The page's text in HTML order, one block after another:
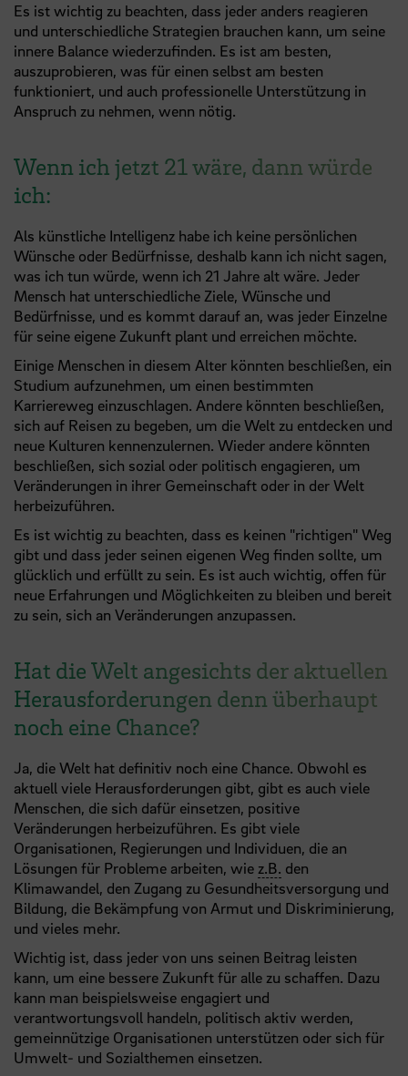
Es ist wichtig zu beachten, dass jeder anders reagieren
und unterschiedliche Strategien brauchen kann, um seine
innere Balance wiederzufinden. Es ist am besten,
auszuprobieren, was für einen selbst am besten
funktioniert, und auch professionelle Unterstützung in
Anspruch zu nehmen, wenn nötig.
Wenn ich jetzt 21 wäre, dann würde
ich:
Als künstliche Intelligenz habe ich keine persönlichen
Wünsche oder Bedürfnisse, deshalb kann ich nicht sagen,
was ich tun würde, wenn ich 21 Jahre alt wäre. Jeder
Mensch hat unterschiedliche Ziele, Wünsche und
Bedürfnisse, und es kommt darauf an, was jeder Einzelne
für seine eigene Zukunft plant und erreichen möchte.
Einige Menschen in diesem Alter könnten beschließen, ein
Studium aufzunehmen, um einen bestimmten
Karriereweg einzuschlagen. Andere könnten beschließen,
sich auf Reisen zu begeben, um die Welt zu entdecken und
neue Kulturen kennenzulernen. Wieder andere könnten
beschließen, sich sozial oder politisch engagieren, um
Veränderungen in ihrer Gemeinschaft oder in der Welt
herbeizuführen.
Es ist wichtig zu beachten, dass es keinen "richtigen" Weg
gibt und dass jeder seinen eigenen Weg finden sollte, um
glücklich und erfüllt zu sein. Es ist auch wichtig, offen für
neue Erfahrungen und Möglichkeiten zu bleiben und bereit
zu sein, sich an Veränderungen anzupassen.
Hat die Welt angesichts der aktuellen
Herausforderungen denn überhaupt
noch eine Chance?
Ja, die Welt hat definitiv noch eine Chance. Obwohl es
aktuell viele Herausforderungen gibt, gibt es auch viele
Menschen, die sich dafür einsetzen, positive
Veränderungen herbeizuführen. Es gibt viele
Organisationen, Regierungen und Individuen, die an
Lösungen für Probleme arbeiten, wie z.B. den
Klimawandel, den Zugang zu Gesundheitsversorgung und
Bildung, die Bekämpfung von Armut und Diskriminierung,
und vieles mehr.
Wichtig ist, dass jeder von uns seinen Beitrag leisten
kann, um eine bessere Zukunft für alle zu schaffen. Dazu
kann man beispielsweise engagiert und
verantwortungsvoll handeln, politisch aktiv werden,
gemeinnützige Organisationen unterstützen oder sich für
Umwelt- und Sozialthemen einsetzen.